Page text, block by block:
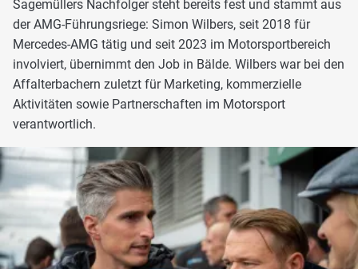
Sagemüllers Nachfolger steht bereits fest und stammt aus
der AMG-Führungsriege: Simon Wilbers, seit 2018 für
Mercedes-AMG tätig und seit 2023 im Motorsportbereich
involviert, übernimmt den Job in Bälde. Wilbers war bei den
Affalterbachern zuletzt für Marketing, kommerzielle
Aktivitäten sowie Partnerschaften im Motorsport
verantwortlich.